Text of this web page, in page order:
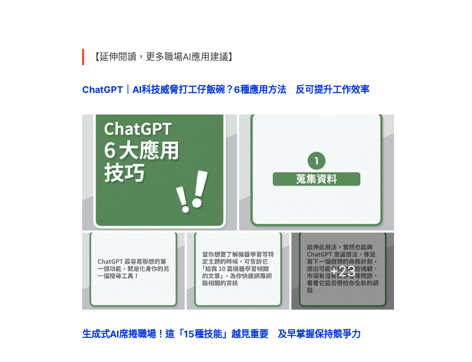
【延伸閱讀，更多職場AI應用建議】
ChatGPT｜AI科技威脅打工仔飯碗？6種應用方法　反可提升工作效率
+23
生成式AI席捲職場！這「15種技能」越見重要　及早掌握保持競爭力